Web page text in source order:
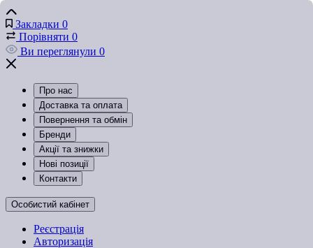
Закладки 0
Порівняти 0
Ви переглянули 0
Про нас
Доставка та оплата
Повернення та обмін
Бренди
Акції та знижки
Нові позиції
Контакти
Особистий кабінет
Реєстрація
Авторизація